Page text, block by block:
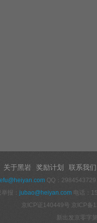
关于黑岩 奖励计划 联系我们
QQ：
报： jubao@heiyan.com 电话：
京ICP证140449号 京ICP备
新出发京零字